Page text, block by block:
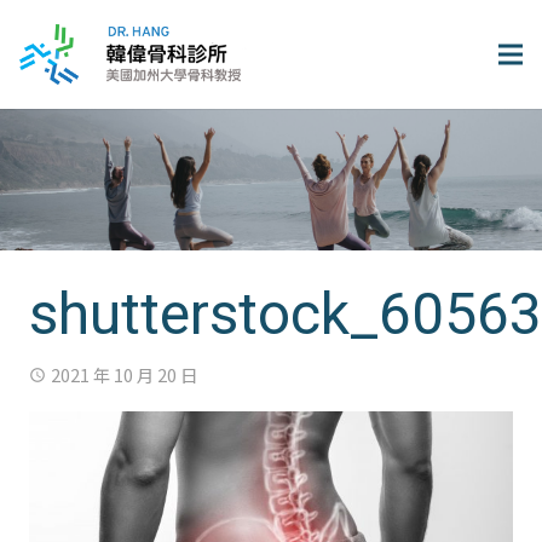
access_time 2021 年 10 月 20 日